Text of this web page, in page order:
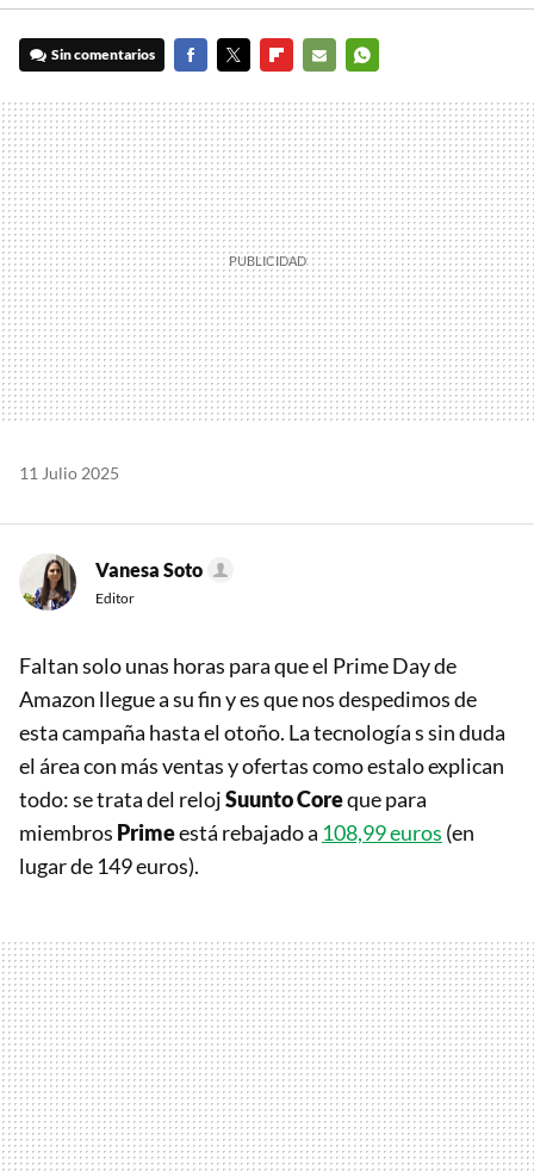
Sin comentarios
MAIL
11 Julio 2025
Vanesa Soto
Editor
Faltan solo unas horas para que el Prime Day de
Amazon llegue a su fin y es que nos despedimos de
esta campaña hasta el otoño. La tecnología s sin duda
el área con más ventas y ofertas como estalo explican
todo: se trata del relojSuunto Coreque para
miembros Primeestá rebajado a 108,99 euros (en
lugar de 149 euros).